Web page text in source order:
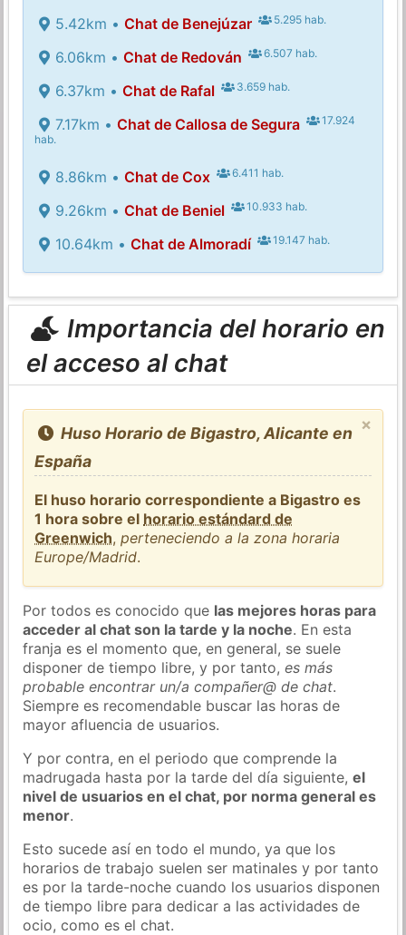
5.42km • Chat de Benejúzar 5.295 hab.
6.06km • Chat de Redován 6.507 hab.
6.37km • Chat de Rafal 3.659 hab.
7.17km • Chat de Callosa de Segura
17.924
hab.
8.86km • Chat de Cox 6.411 hab.
9.26km • Chat de Beniel 10.933 hab.
10.64km • Chat de Almoradí 19.147 hab.
Importancia del horario en
el acceso al chat
×
Huso Horario de Bigastro, Alicante en
España
El huso horario correspondiente a Bigastro es
1 hora sobre el horario estándard de
Greenwich,perteneciendo a la zona horaria
Europe/Madrid.
Por todos es conocido que las mejores horas para
acceder al chat son la tarde y la noche. En esta
franja es el momento que, en general, se suele
disponer de tiempo libre, y por tanto,es más
probable encontrar un/a compañer@ de chat.
Siempre es recomendable buscar las horas de
mayor afluencia de usuarios.
Y por contra, en el periodo que comprende la
madrugada hasta por la tarde del día siguiente,el
nivel de usuarios en el chat, por norma general es
menor.
Esto sucede así en todo el mundo, ya que los
horarios de trabajo suelen ser matinales y por tanto
es por la tarde-noche cuando los usuarios disponen
de tiempo libre para dedicar a las actividades de
ocio, como es el chat.